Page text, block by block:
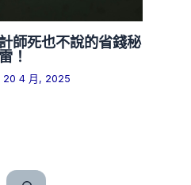
師死也不說的省錢秘
！
20 4 月, 2025